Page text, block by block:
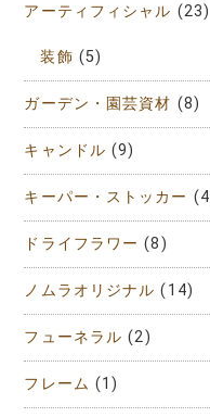
アーティフィシャル (23)
装飾 (5)
ガーデン・園芸資材 (8)
キャンドル (9)
キーパー・ストッカー
ドライフラワー (8)
ノムラオリジナル (14)
フューネラル (2)
フレーム (1)